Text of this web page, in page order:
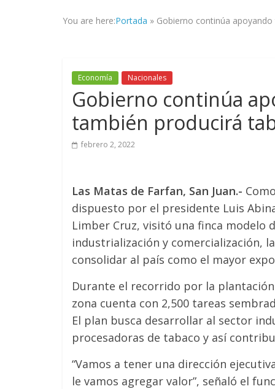
veracidad
con
propósito
de
mantener
tod@s
nuestr@s
lectores.
You are here:Portada » Gobierno continúa
Economía Nacionales
Gobierno continúa
también producirá
febrero 2, 2022
Las Matas de Farfan, San Juan.-
dispuesto por el presidente Luis
Limber Cruz, visitó una finca modelo
industrialización y comercialización,
consolidar al país como el mayor
Durante el recorrido por la
zona cuenta con 2,500 tareas
El plan busca desarrollar al sector
procesadoras de tabaco y así
“Vamos a tener una dirección
le vamos agregar valor”, señaló el